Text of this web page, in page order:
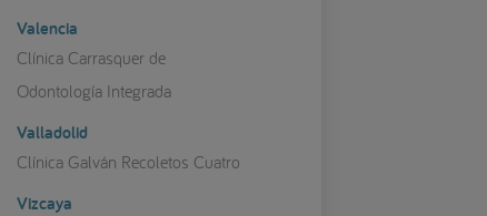
Valencia
Clínica Carrasquer de
Odontología Integrada
Valladolid
Clínica Galván Recoletos Cuatro
Vizcaya